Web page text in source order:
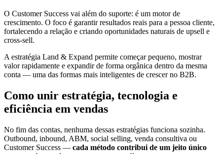
O Customer Success vai além do suporte: é um motor de
crescimento. O foco é garantir resultados reais para a pessoa cliente,
fortalecendo a relação e criando oportunidades naturais de upsell e
cross-sell.
A estratégia Land & Expand permite começar pequeno, mostrar
valor rapidamente e expandir de forma orgânica dentro da mesma
conta — uma das formas mais inteligentes de crescer no B2B.
Como unir estratégia, tecnologia e
eficiência em vendas
No fim das contas, nenhuma dessas estratégias funciona sozinha.
Outbound, inbound, ABM, social selling, venda consultiva ou
Customer Success — cada método contribui de um jeito único